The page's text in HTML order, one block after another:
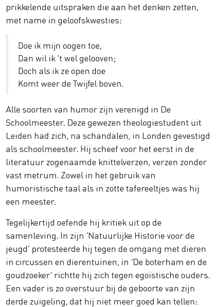
prikkelende uitspraken die aan het denken zetten,
met name in geloofskwesties:
Doe ik mijn oogen toe,
Dan wil ik ‘t wel gelooven;
Doch als ik ze open doe
Komt weer de Twijfel boven.
Alle soorten van humor zijn verenigd in De
Schoolmeester. Deze gewezen theologiestudent uit
Leiden had zich, na schandalen, in Londen gevestigd
als schoolmeester. Hij scheef voor het eerst in de
literatuur zogenaamde knittelverzen, verzen zonder
vast metrum. Zowel in het gebruik van
humoristische taal als in zotte tafereeltjes was hij
een meester.
Tegelijkertijd oefende hij kritiek uit op de
samenleving. In zijn ‘Natuurlijke Historie voor de
jeugd’ protesteerde hij tegen de omgang met dieren
in circussen en dierentuinen, in ‘De boterham en de
goudzoeker’ richtte hij zich tegen egoïstische ouders.
Een vader is zo overstuur bij de geboorte van zijn
derde zuigeling, dat hij niet meer goed kan tellen: